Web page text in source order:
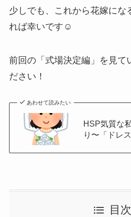
少しでも、これから花嫁にな
れば幸いです☺️
前回の「式場決定編」を見て
ださい！
あわせて読みたい
HSP気質な
り〜「ドレ
目次